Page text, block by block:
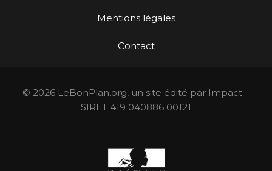
Mentions légales
Contact
© 2026 LeBonPlan.org, un site édité par Impact –
SIRET 419 040886 00121